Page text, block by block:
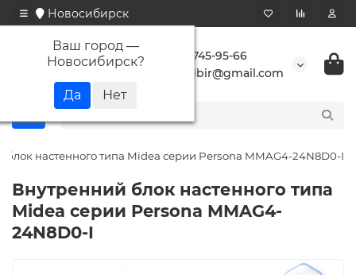
Новосибирск
Ваш город —
Новосибирск?
+7 923 745-95-66
buransibir@gmail.com
блок настенного типа Midea серии Persona MMAG4-24N8D0-I
Внутренний блок настенного типа
Midea серии Persona MMAG4-
24N8D0-I